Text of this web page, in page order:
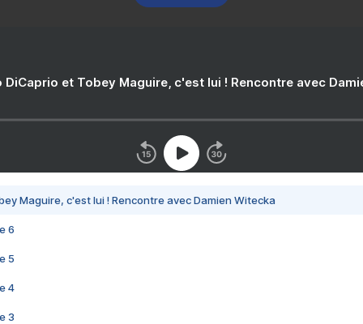
DiCaprio et Tobey Maguire, c'est lui ! Rencontre avec
Maguire, c'est lui ! Rencontre avec Damien Witecka
6
5
4
3